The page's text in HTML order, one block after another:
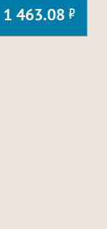
1 463.08